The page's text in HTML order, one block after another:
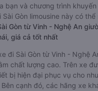
bạn và chương trình khuyến
Gòn limousine này có thể
Gòn từ Vinh - Nghệ An
giá cả tốt nhất
đi Sài Gòn từ Vinh - Nghệ
chất lượng cao. Trên xe
bị hiện đại phục vụ cho
cạnh đó, các hãng xe